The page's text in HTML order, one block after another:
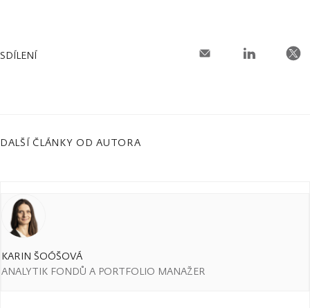
SDÍLENÍ
DALŠÍ ČLÁNKY OD AUTORA
KARIN ŠOÓŠOVÁ
ANALYTIK FONDŮ A PORTFOLIO MANAŽER